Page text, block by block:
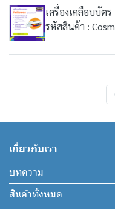
เครื่องเคลือบบัต
รหัสสินค้า :
เกี่ยวกับเรา
บทความ
สินค้าทั้งหมด